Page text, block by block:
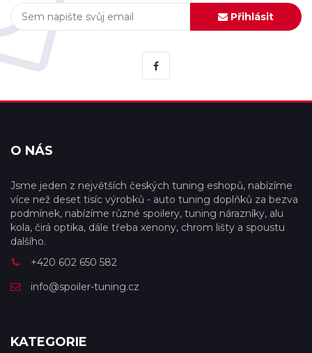
Přihlásit
O NÁS
Jsme jeden z největších českých tuning eshopů, nabízíme
více než deset tisíc výrobků - auto tuning doplňků za bezva
podmínek, nabízíme různé spoilery, tuning nárazníky, alu
kola, čirá optika, dále třeba xenony, chrom lišty a spoustu
dalšího.
+420 602 650 582
info@spoiler-tuning.cz
KATEGORIE